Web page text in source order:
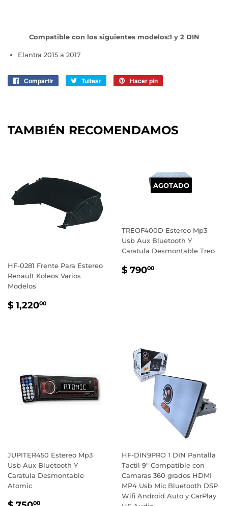
Compatible con los siguientes modelos:1 y 2 DIN
Elantra 2015 a 2017
Compartir
CompartirTuitear
Tuitear Hacer pin
TAMBIÉN RECOMENDAMOS
HF-0281 Frente Para Estereo
Renault Koleos Varios
Modelos
PRECIO
$ 1,22000
AGOTADO
TREOF400D Estereo Mp3
Usb Aux Bluetooth Y
Caratula Desmontable Treo
PRECIO
$ 79000
JUPITER450 Estereo Mp3
Usb Aux Bluetooth Y
Caratula Desmontable
Atomic
00
HF-DIN9PRO 1 DIN Pantalla
Tactil 9" Compatible con
Camaras 360 grados HDMI
MP4 Usb Mic Bluetooth DSP
Wifi Android Auto y CarPlay